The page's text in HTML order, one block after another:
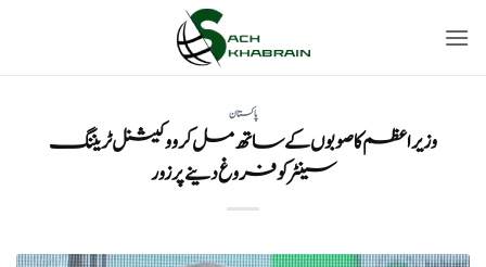
پاکستان
وزیراعظم کا صوبوں کے ساتھ مل کر ووکیشنل ٹریننگ
سینٹر کو فروغ دینے پر زور